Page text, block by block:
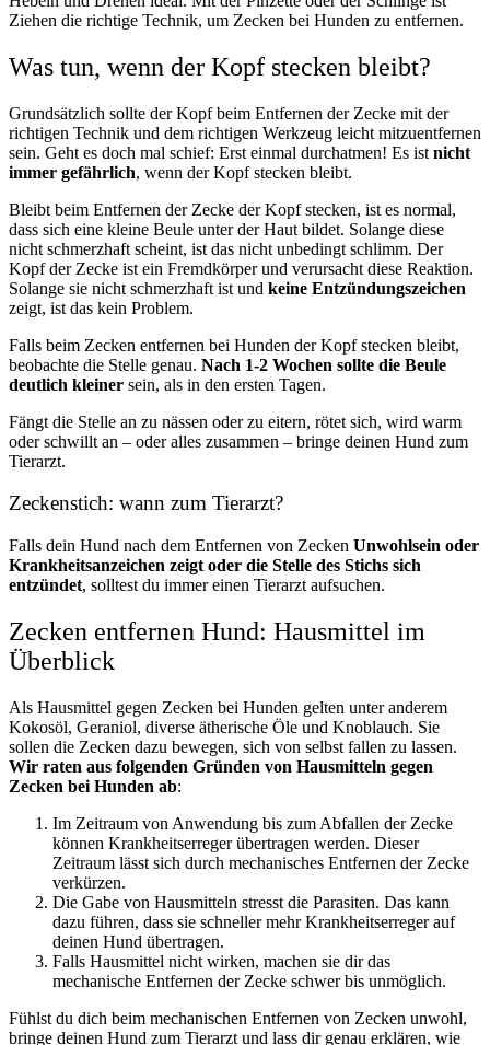
Ziehen die richtige Technik, um Zecken bei Hunden zu entfernen.
Was tun, wenn der Kopf stecken bleibt?
Grundsätzlich sollte der Kopf beim Entfernen der Zecke mit der
richtigen Technik und dem richtigen Werkzeug leicht mitzuentfernen
sein. Geht es doch mal schief: Erst einmal durchatmen! Es ist nicht
immer gefährlich, wenn der Kopf stecken bleibt.
Bleibt beim Entfernen der Zecke der Kopf stecken, ist es normal,
dass sich eine kleine Beule unter der Haut bildet. Solange diese
nicht schmerzhaft scheint, ist das nicht unbedingt schlimm. Der
Kopf der Zecke ist ein Fremdkörper und verursacht diese Reaktion.
Solange sie nicht schmerzhaft ist und keine Entzündungszeichen
zeigt, ist das kein Problem.
Falls beim Zecken entfernen bei Hunden der Kopf stecken bleibt,
beobachte die Stelle genau. Nach 1-2 Wochen sollte die Beule
deutlich kleiner sein, als in den ersten Tagen.
Fängt die Stelle an zu nässen oder zu eitern, rötet sich, wird warm
oder schwillt an – oder alles zusammen – bringe deinen Hund zum
Tierarzt.
Zeckenstich: wann zum Tierarzt?
Falls dein Hund nach dem Entfernen von Zecken Unwohlsein oder
Krankheitsanzeichen zeigt oder die Stelle des Stichs sich
entzündet, solltest du immer einen Tierarzt aufsuchen.
Zecken entfernen Hund: Hausmittel im
Überblick
Als Hausmittel gegen Zecken bei Hunden gelten unter anderem
Kokosöl, Geraniol, diverse ätherische Öle und Knoblauch. Sie
sollen die Zecken dazu bewegen, sich von selbst fallen zu lassen.
Wir raten aus folgenden Gründen von Hausmitteln gegen
Zecken bei Hunden ab:
Im Zeitraum von Anwendung bis zum Abfallen der Zecke
können Krankheitserreger übertragen werden. Dieser
Zeitraum lässt sich durch mechanisches Entfernen der Zecke
verkürzen.
Die Gabe von Hausmitteln stresst die Parasiten. Das kann
dazu führen, dass sie schneller mehr Krankheitserreger auf
deinen Hund übertragen.
Falls Hausmittel nicht wirken, machen sie dir das
mechanische Entfernen der Zecke schwer bis unmöglich.
Fühlst du dich beim mechanischen Entfernen von Zecken unwohl,
bringe deinen Hund zum Tierarzt und lass dir genau erklären, wie